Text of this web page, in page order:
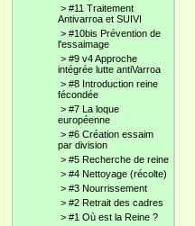
> #11 Traitement
Antivarroa et SUIVI
> #10bis Prévention de
l'essaimage
> #9 v4 Approche
intégrée lutte antiVarroa
> #8 Introduction reine
fécondée
> #7 La loque
européenne
> #6 Création essaim
par division
> #5 Recherche de reine
> #4 Nettoyage (récolte)
> #3 Nourrissement
> #2 Retrait des cadres
> #1 Où est la Reine ?